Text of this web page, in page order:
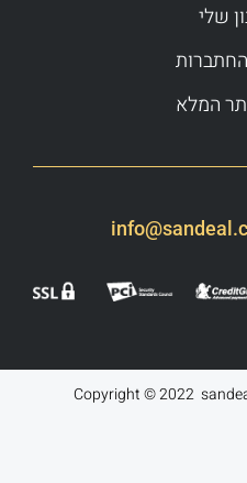
שלי
המלא
Copyright © 2022